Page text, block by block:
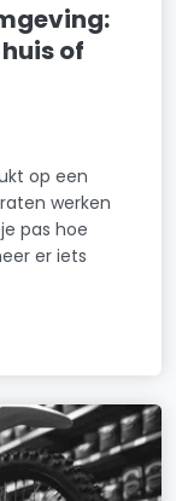
of
op een
werken
pas hoe
er iets